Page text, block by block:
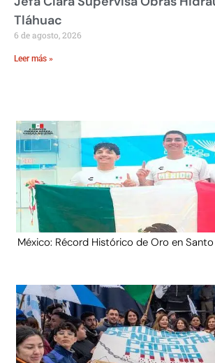
Tláhuac
6 de agosto, 2026
Leer más »
México: Récord Histórico de Oro en